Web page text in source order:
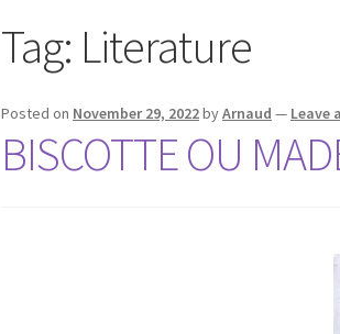
Shop Terms and Conditions
Tag: Literature
Posted on November 29, 2022byArnaud — Leave
BISCOTTE OU